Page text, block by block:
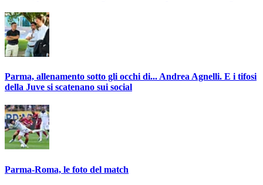
Parma, allenamento sotto gli occhi di... Andrea Agnelli. E i tifosi
della Juve si scatenano sui social
Parma-Roma, le foto del match